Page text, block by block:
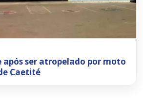
após ser atropelado por moto
Caetité